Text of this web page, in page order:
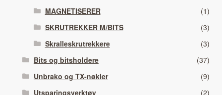
MAGNETISERER
(1)
SKRUTREKKER M/BITS
(3)
Skralleskrutrekkere
(3)
Bits og bitsholdere
(37)
Unbrako og TX-nøkler
(9)
Utsparingsverktøy
(2)